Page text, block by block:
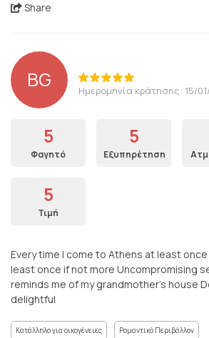
Share
BG Ημερομηνία κράτησης: 15/
5
Φαγητό
5
Εξυπηρέτηση
5
Τιμή
Every time I come to Athens at least
least once if not more Uncompromising
reminds me of my grandmother's house
delightful
Κατάλληλο για οικογένειες Ρομαντικό Περιβάλλον